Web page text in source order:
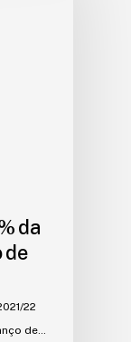
da
de
22
de…